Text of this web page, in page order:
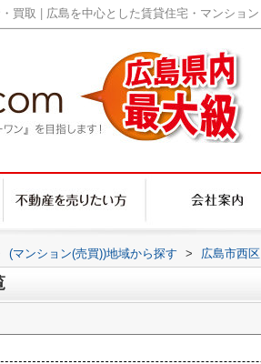
買取 | 広島を中心とした賃貸住宅・マンショ
(マンション(売買))地域から探す > 広島市西区